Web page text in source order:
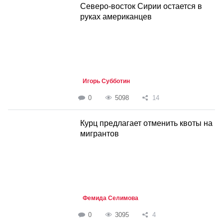
Северо-восток Сирии остается в
руках американцев
Игорь Субботин
0 5098 14
Курц предлагает отменить квоты на
мигрантов
Фемида Селимова
0 3095 4